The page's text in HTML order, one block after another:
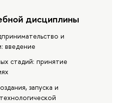
дисциплины
и
введение
стадий: принятие
запуска и